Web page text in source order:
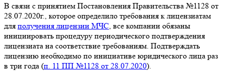
В связи с принятием Постановления Правительства №1128 от
28.07.2020г., которое определило требования к лицензиатам
для получения лицензии МЧС, все компании обязаны
инициировать процедуру периодического подтверждения
лицензиата на соответствие требованиям. Подтверждать
лицензию необходимо по инициативе юридического лица раз
в три года (п. 11 ПП №1128 от 28.07.2020).